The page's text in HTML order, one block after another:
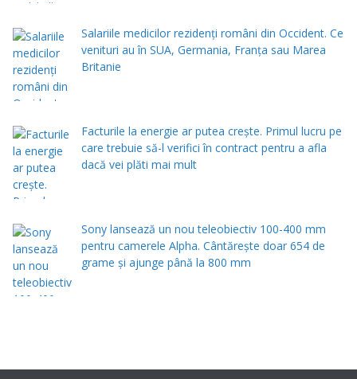
Salariile medicilor rezidenți români din Occident. Ce
venituri au în SUA, Germania, Franța sau Marea
Britanie
Facturile la energie ar putea crește. Primul lucru pe
care trebuie să-l verifici în contract pentru a afla
dacă vei plăti mai mult
Sony lansează un nou teleobiectiv 100-400 mm
pentru camerele Alpha. Cântărește doar 654 de
grame și ajunge până la 800 mm